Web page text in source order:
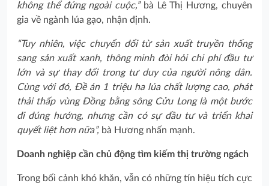
không thể đứng ngoài cuộc,”bà Lê Thị Hương, chuyên
gia về ngành lúa gạo, nhận định.
“Tuy nhiên, việc chuyển đổi từ sản xuất truyền thống
sang sản xuất xanh, thông minh đòi hỏi chi phí đầu tư
lớn và sự thay đổi trong tư duy của người nông dân.
Cùng với đó, Đề án 1 triệu ha lúa chất lượng cao, phát
thải thấp vùng Đồng bằng sông Cửu Long là một bước
đi đúng hướng, nhưng cần có sự đầu tư và triển khai
quyết liệt hơn nữa”, bà Hương nhấn mạnh.
Doanh nghiệp cần chủ động tìm kiếm thị trường ngách
Trong bối cảnh khó khăn, vẫn có những tín hiệu tích cực